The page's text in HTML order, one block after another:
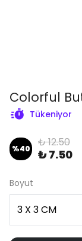
Colorful
Tükeniyor
%40 ₺ 12.50
₺ 7.50
Boyut